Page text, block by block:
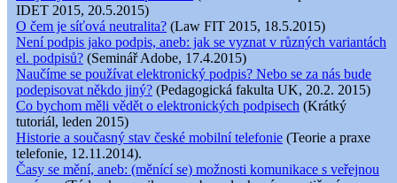
IDET 2015, 20.5.2015)
O čem je síťová neutralita? (Law FIT 2015, 18.5.2015)
Není podpis jako podpis, aneb: jak se vyznat v různých variantách
el. podpisů? (Seminář Adobe, 17.4.2015)
Naučíme se používat elektronický podpis? Nebo se za nás bude
podepisovat někdo jiný? (Pedagogická fakulta UK, 20.2. 2015)
Co bychom měli vědět o elektronických podpisech (Krátký
tutoriál, leden 2015)
Historie a současný stav české mobilní telefonie (Teorie a praxe
telefonie, 12.11.2014).
Časy se mění, aneb: (měnící se) možnosti komunikace s veřejnou